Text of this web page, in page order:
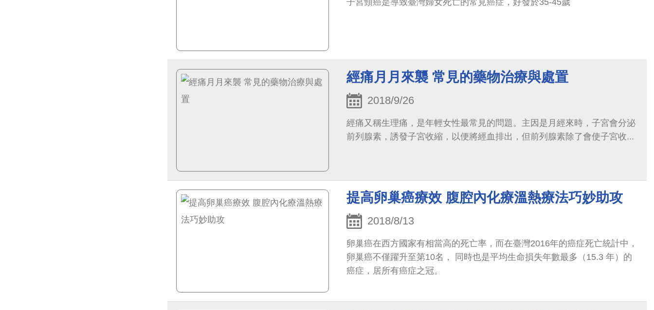
子宮頸癌是導致臺灣婦女死亡的常見癌症，好發於35-45歲
經痛月月來襲 常見的藥物治療與處置
2018/9/26
經痛又稱生理痛，是年輕女性最常見的問題。主因是月經來時，子宮會分泌
前列腺素，誘發子宮收縮，以便將經血排出，但前列腺素除了會使子宮收...
提高卵巢癌療效 腹腔內化療溫熱療法巧妙助攻
2018/8/13
卵巢癌在西方國家有相當高的死亡率，而在臺灣2016年的癌症死亡統計中，
卵巢癌不僅躍升至第10名， 同時也是平均生命損失年數最多（15.3 年）的
癌症，居所有癌症之冠。